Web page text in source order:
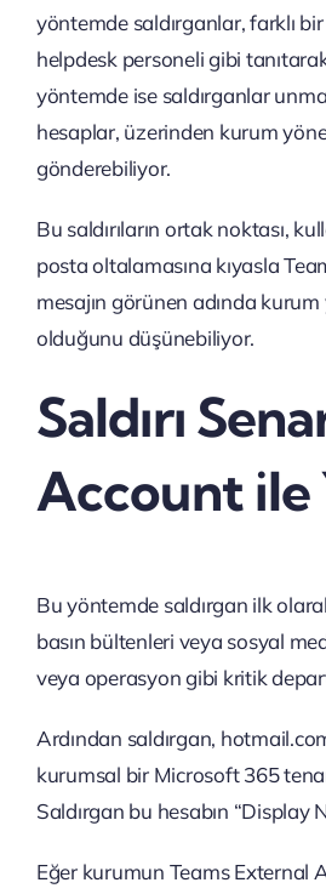
yöntemde saldırganlar, farklı
helpdesk personeli gibi
yöntemde ise saldırganlar
hesaplar, üzerinden kurum
gönderebiliyor.
Bu saldırıların ortak noktası,
posta oltalamasına kıyasla
mesajın görünen adında
olduğunu düşünebiliyor.
Saldırı
Account ile
Bu yöntemde saldırgan ilk
basın bültenleri veya sosyal
veya operasyon gibi kritik
Ardından saldırgan,
kurumsal bir Microsoft 365
Saldırgan bu hesabın “Display
Eğer kurumun Teams External